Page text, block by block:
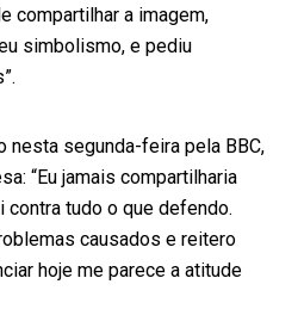
compartilhar a imagem,
simbolismo, e pediu
nesta segunda-feira pela BBC,
“Eu jamais compartilharia
tudo o que defendo.
causados e reitero
hoje me parece a atitude